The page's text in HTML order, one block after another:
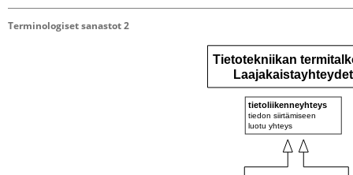
Terminologiset sanastot 2